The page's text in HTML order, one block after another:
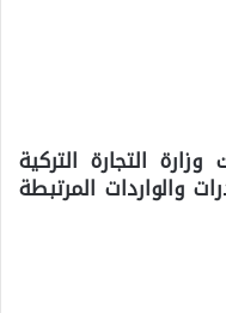
التجارة التركية
والواردات المرتبطة